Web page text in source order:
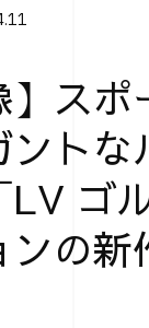
】ス
ントな
LV ゴ
ンの